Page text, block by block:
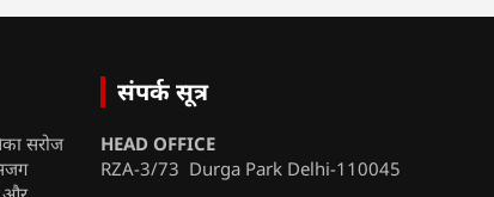
सरोज
संपर्क सूत्र
HEAD OFFICE
RZA-3/73 Durga Park Delhi-110045